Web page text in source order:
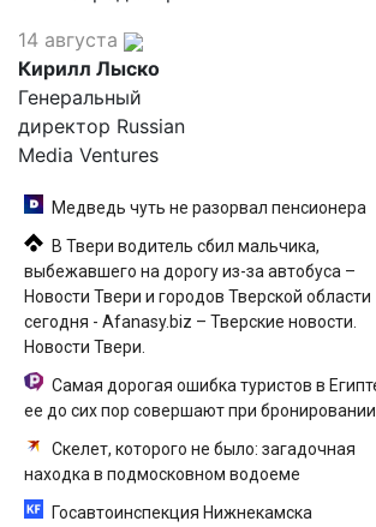
14 августа
Кирилл Лыско
Генеральный
директор Russian
Media Ventures
Медведь чуть не разорвал пенсионера
В Твери водитель сбил мальчика,
выбежавшего на дорогу из-за автобуса –
Новости Твери и городов Тверской области
сегодня - Afanasy.biz – Тверские новости.
Новости Твери.
Самая дорогая ошибка туристов в
ее до сих пор совершают при бронировании
Скелет, которого не было: загадочная
находка в подмосковном водоеме
Госавтоинспекция Нижнекамска